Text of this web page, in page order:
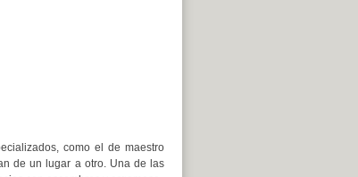
como el de maestro
de un lugar a otro. Una de las